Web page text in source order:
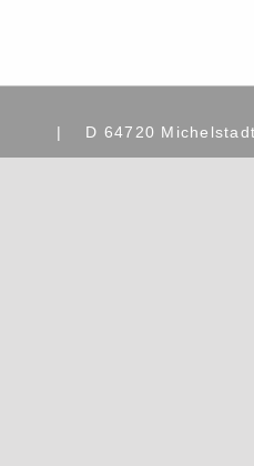
| D 64720